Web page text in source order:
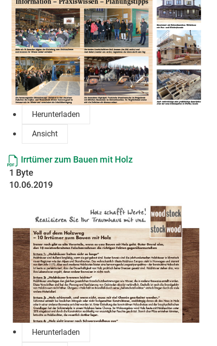
Herunterladen
Ansicht
Irrtümer zum Bauen mit Holz
1 Byte
10.06.2019
Herunterladen